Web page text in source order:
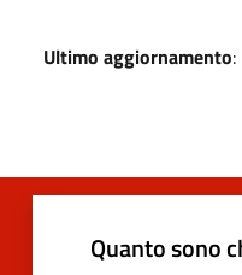
Ultimo aggiornamento
Quanto sono